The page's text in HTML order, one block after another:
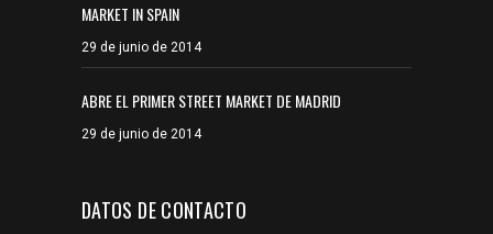
MARKET IN SPAIN
29 de junio de 2014
ABRE EL PRIMER STREET MARKET DE MADRID
29 de junio de 2014
DATOS DE CONTACTO